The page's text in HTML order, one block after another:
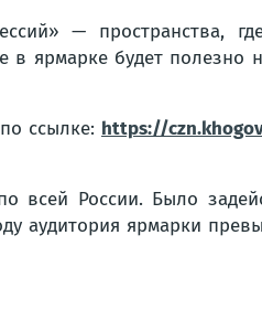
— пространства,
в ярмарке будет полезно
ссылке: https://
всей России. Было
аудитория ярмарки